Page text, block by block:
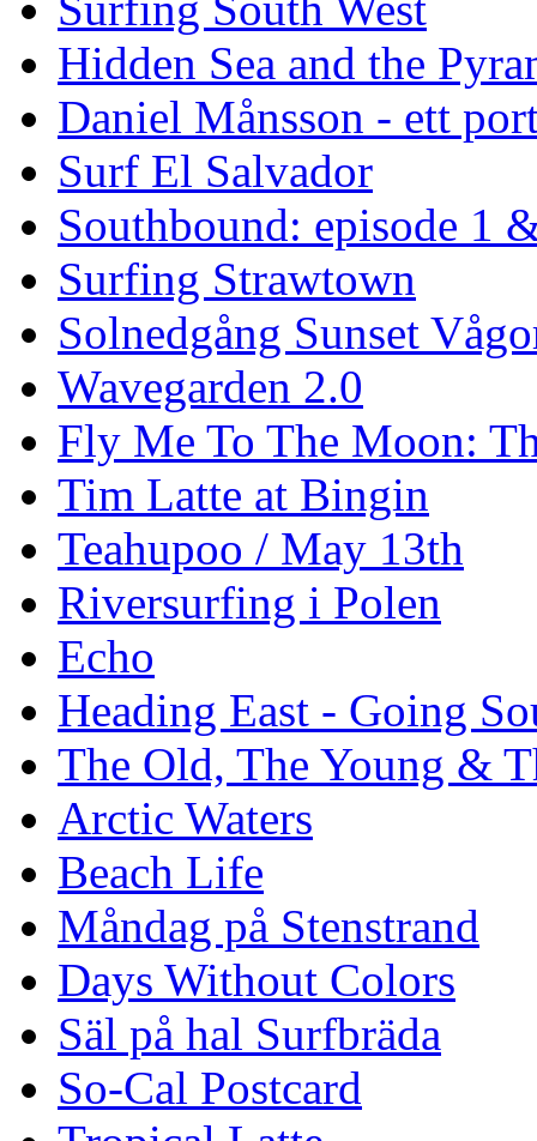
Hidden Sea and the
Daniel Månsson - ett
Surf El Salvador
Southbound: episode 1
Surfing Strawtown
Solnedgång Sunset
Wavegarden 2.0
Fly Me To The Moon:
Tim Latte at Bingin
Teahupoo / May 13th
Riversurfing i Polen
Echo
Heading East - Going
The Old, The Young &
Arctic Waters
Beach Life
Måndag på Stenstrand
Days Without Colors
Säl på hal Surfbräda
So-Cal Postcard